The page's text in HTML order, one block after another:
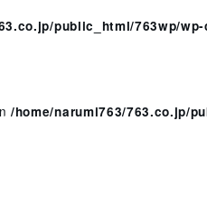
public_html/763wp/
/home/narumi763/763.co.jp/